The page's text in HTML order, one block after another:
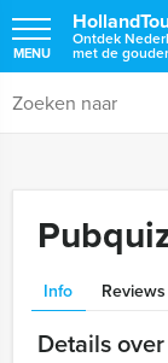
Ontdek
met de
MENU
Info Reviews
Details